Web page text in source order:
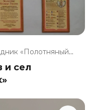
Музей-заповедник «Полотняный З...
и сел